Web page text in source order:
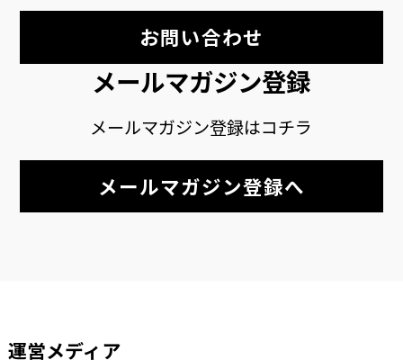
お問い合わせ
メールマガジン登録
メールマガジン登録はコチラ
メールマガジン登録へ
運営メディア